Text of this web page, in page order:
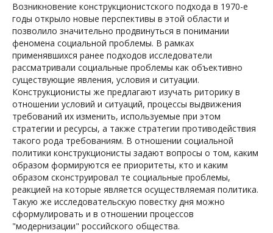
Возникновение конструкционистского подхода в 1970-е
годы открыло новые перспективы в этой области и
позволило значительно продвинуться в понимании
феномена социальной проблемы. В рамках
применявшихся ранее подходов исследователи
рассматривали социальные проблемы как объективно
существующие явления, условия и ситуации.
Конструкционисты же предлагают изучать риторику в
отношении условий и ситуаций, процессы выдвижения
требований их изменить, используемые при этом
стратегии и ресурсы, а также стратегии противодействия
такого рода требованиям. В отношении социальной
политики конструкционисты задают вопросы о том, каким
образом формируются ее приоритеты, кто и каким
образом сконструировал те социальные проблемы,
реакцией на которые является осуществляемая политика.
Такую же исследовательскую повестку дня можно
сформулировать и в отношении процессов
"модернизации" российского общества.